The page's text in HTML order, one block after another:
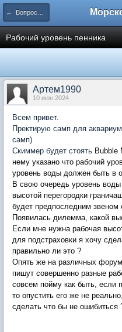
← Вопросы новичков
Рабочий уровень пенника
Артем1990
10 июн 2024
Всем привет.
Пректирую самп для
самп)
Скиммер будет стоять Bubble
нему указано что рабочий
уровень воды должен быть в
В свою очередь уровень
высотой перегородки
будет предпоследним звеном
Появилась дилемма, какой
Если мне нужна рабочая
для подстраховки я хочу
правильно ли это ?
Опять же на различных
пишут совершенно разные
совсем пойму как быть, если
то опустить его же не
сделать что бы не ошибиться